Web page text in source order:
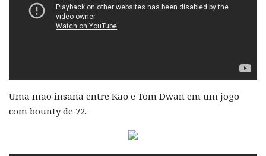
Uma mão insana entre Kao e Tom Dwan em um jogo
com bounty de 72.